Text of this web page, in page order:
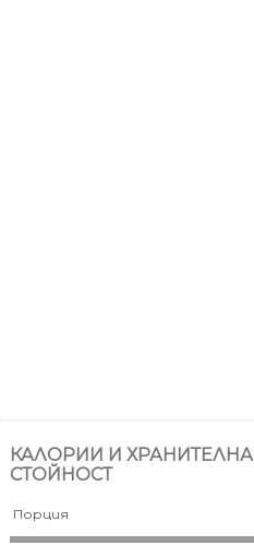
КАЛОРИИ И ХРАНИТЕЛНА
СТОЙНОСТ
Порция